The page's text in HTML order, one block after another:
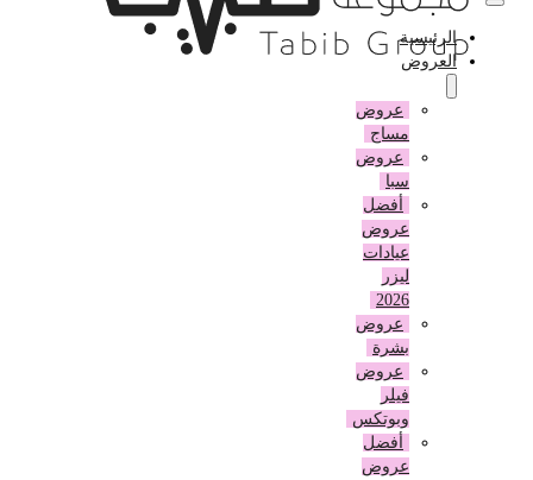
الرئيسية
العروض
عروض
مساج
عروض
أفضل
عروض
عيادات
عروض
بشرة
عروض
وبوتكس
أفضل
عروض